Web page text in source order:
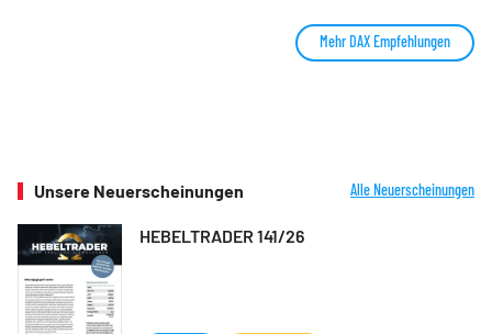
Mehr DAX Empfehlungen
Unsere Neuerscheinungen Alle Neuerscheinungen
HEBELTRADER 141/26